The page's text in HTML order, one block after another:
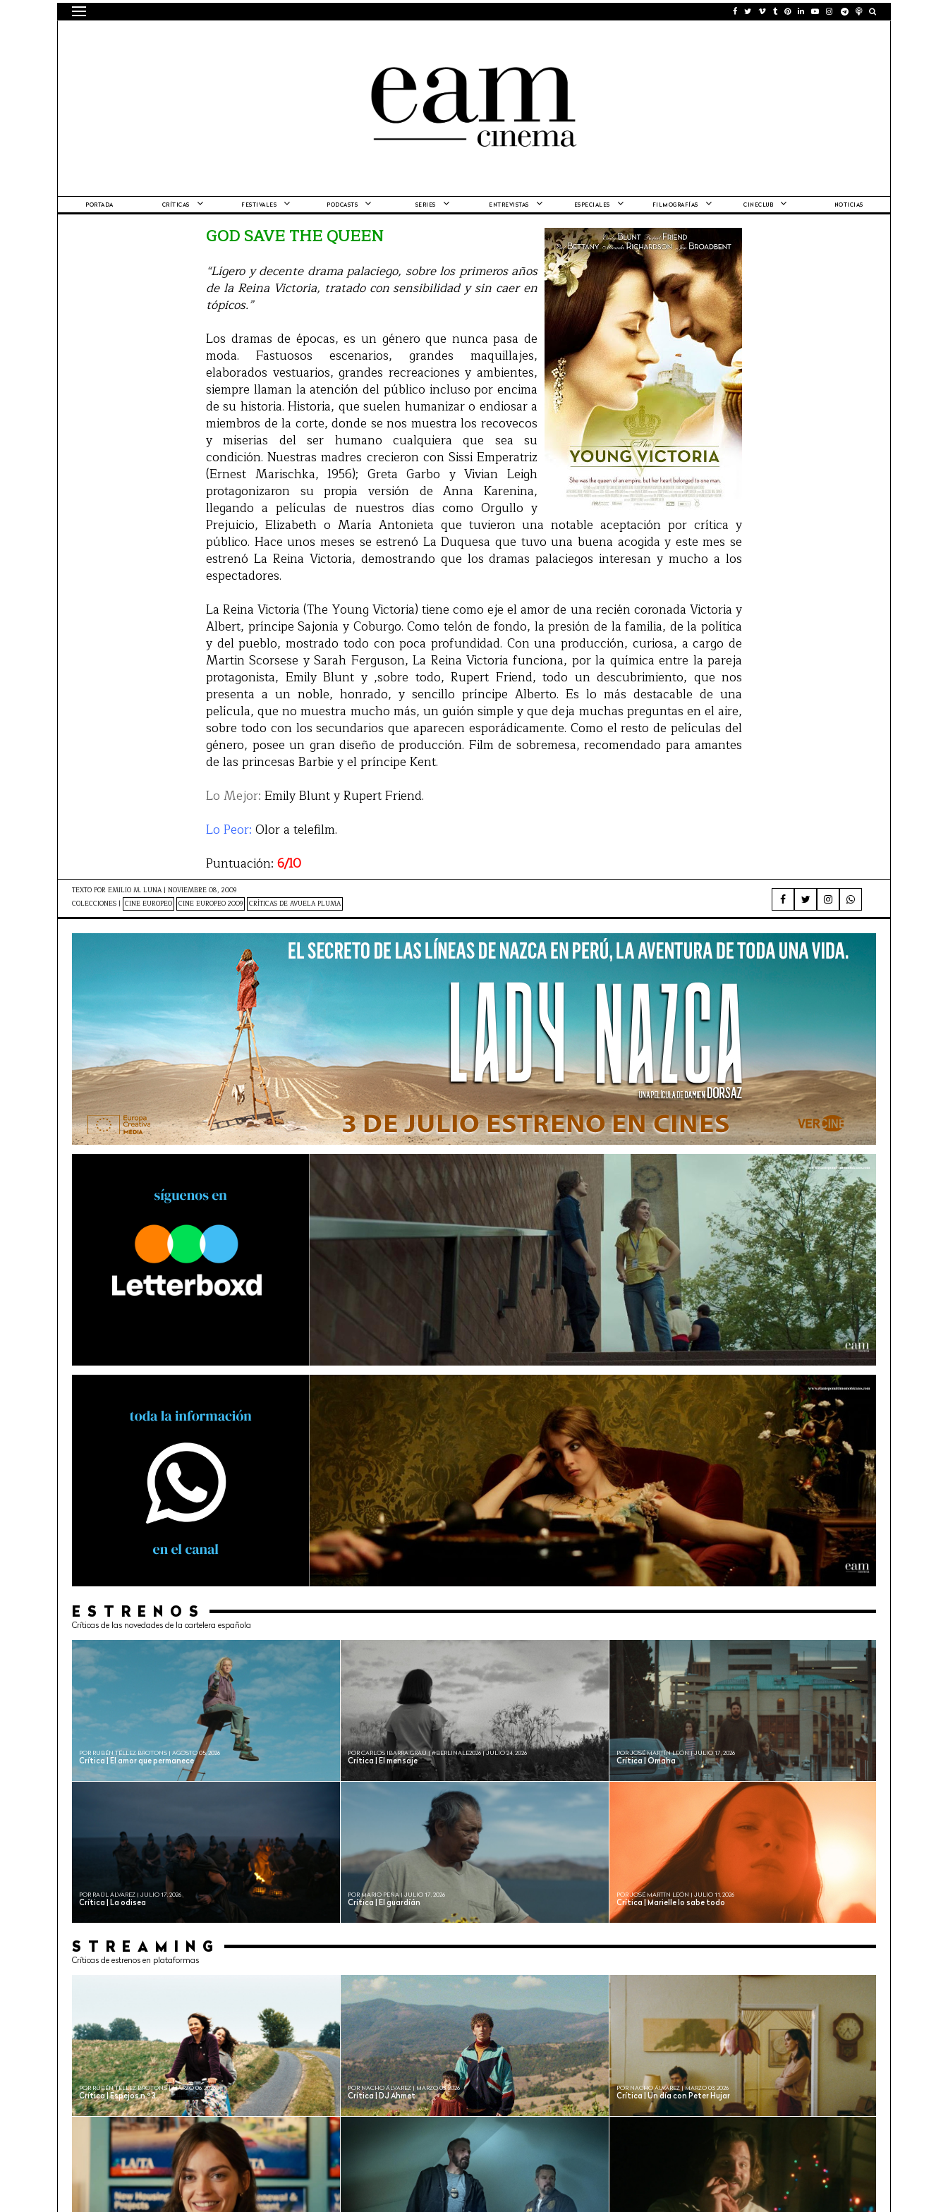
PORTADA CRÍTICAS FESTIVALES PODCASTS SERIES ENTREVISTAS ESPECIALES FILMOGRAFÍAS CINECLUB NOTICIAS
GOD SAVE THE QUEEN
“Lígero y decente drama palaciego, sobre los primeros años
de la Reina Victoria, tratado con sensibilidad y sin caer en
tópicos.”
Los dramas de épocas, es un género que nunca pasa de
moda. Fastuosos escenarios, grandes maquillajes,
elaborados vestuarios, grandes recreaciones y ambientes,
siempre llaman la atención del público incluso por encima
de su historia. Historia, que suelen humanizar o endiosar a
miembros de la corte, donde se nos muestra los recovecos
y miserias del ser humano cualquiera que sea su
condición. Nuestras madres crecieron con Sissi Emperatriz
(Ernest Marischka, 1956); Greta Garbo y Vivian Leigh
protagonizaron su propia versión de Anna Karenina,
llegando a películas de nuestros días como Orgullo y
Prejuicio, Elizabeth o María Antonieta que tuvieron una notable aceptación por crítica y
público. Hace unos meses se estrenó La Duquesa que tuvo una buena acogida y este mes se
estrenó La Reina Victoria, demostrando que los dramas palaciegos interesan y mucho a los
espectadores.
La Reina Victoria (The Young Victoria) tiene como eje el amor de una recién coronada Victoria y
Albert, príncipe Sajonia y Coburgo. Como telón de fondo, la presión de la familia, de la política
y del pueblo, mostrado todo con poca profundidad. Con una producción, curiosa, a cargo de
Martin Scorsese y Sarah Ferguson, La Reina Victoria funciona, por la química entre la pareja
protagonista, Emily Blunt y ,sobre todo, Rupert Friend, todo un descubrimiento, que nos
presenta a un noble, honrado, y sencillo príncipe Alberto. Es lo más destacable de una
película, que no muestra mucho más, un guión simple y que deja muchas preguntas en el aire,
sobre todo con los secundarios que aparecen esporádicamente. Como el resto de películas del
género, posee un gran diseño de producción. Film de sobremesa, recomendado para amantes
de las princesas Barbie y el príncipe Kent.
Lo Mejor: Emily Blunt y Rupert Friend.
Lo Peor: Olor a telefilm.
Puntuación: 6/10
TEXTO POR EMILIO M. LUNA | NOVIEMBRE 08, 2009
COLECCIONES | CINE EUROPEO CINE EUROPEO 2009 CRÍTICAS DE AVUELA PLUMA
ESTRENOS
Críticas de las novedades de la cartelera española
Crítica | El amor que permanece
POR RUBÉN TÉLLEZ BROTONS | AGOSTO 05, 2026
Crítica | El mensaje
POR CARLOS IBARRA GRAU | #BERLINALE2026 | JULIO 24, 2026
Crítica | Omaha
POR JOSÉ MARTÍN LEÓN | JULIO 17, 2026
Crítica | La odisea
POR RAÚL ÁLVAREZ | JULIO 17, 2026
Crítica | El guardíán
POR MARIO PEÑA | JULIO 17, 2026
Crítica | Marielle lo sabe todo
POR JOSÉ MARTÍN LEÓN | JULIO 11, 2026
STREAMING
Críticas de estrenos en plataformas
Crítica | Espejos n.º 3
POR RUBÉN TÉLLEZ BROTONS | MARZO 06, 2026
Crítica | DJ Ahmet
POR NACHO ÁLVAREZ | MARZO 03, 2026
Crítica | Un día con Peter Hujar
POR NACHO ÁLVAREZ | MARZO 03, 2026